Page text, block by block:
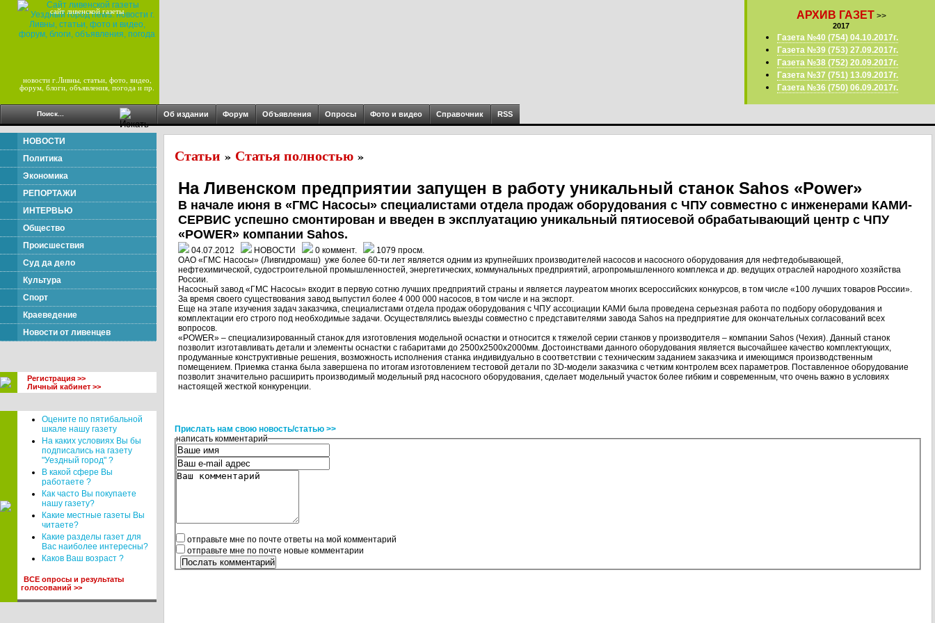
сайт ливенской газеты
новости г.Ливны, статьи, фото, видео,
форум, блоги, объявления, погода и пр.
АРХИВ ГАЗЕТ >>
2017
Газета №40 (754) 04.10.2017г.
Газета №39 (753) 27.09.2017г.
Газета №38 (752) 20.09.2017г.
Газета №37 (751) 13.09.2017г.
Газета №36 (750) 06.09.2017г.
Об издании Форум Объявления Опросы Фото и видео Справочник RSS
НОВОСТИ
Политика
Экономика
РЕПОРТАЖИ
ИНТЕРВЬЮ
Общество
Происшествия
Суд да дело
Культура
Спорт
Краеведение
Новости от ливенцев
Регистрация >>
Личный кабинет >>
Оцените по пятибальной
шкале нашу газету
На каких условиях Вы бы
подписались на газету
"Уездный город" ?
В какой сфере Вы
работаете ?
Как часто Вы покупаете
нашу газету?
Какие местные газеты Вы
читаете?
Какие разделы газет для
Вас наиболее интересны?
Каков Ваш возраст ?
ВСЕ опросы и результаты
голосований >>
Статьи » Статья полностью »
На Ливенском предприятии запущен в работу уникальный станок Sahos «Power»
В начале июня в «ГМС Насосы» специалистами отдела продаж оборудования с ЧПУ совместно с инженерами КАМИ-
СЕРВИС успешно смонтирован и введен в эксплуатацию уникальный пятиосевой обрабатывающий центр с ЧПУ
«POWER» компании Sahos.
04.07.2012 НОВОСТИ 0 коммент.
1079 просм.
ОАО «ГМС Насосы» (Ливгидромаш) уже более 60-ти лет является одним из крупнейших производителей насосов и насосного оборудования для нефтедобывающей,
нефтехимической, судостроительной промышленностей, энергетических, коммунальных предприятий, агропромышленного комплекса и др. ведущих отраслей народного хозяйства
России.
Насосный завод «ГМС Насосы» входит в первую сотню лучших предприятий страны и является лауреатом многих всероссийских конкурсов, в том числе «100 лучших товаров России».
За время своего существования завод выпустил более 4 000 000 насосов, в том числе и на экспорт.
Еще на этапе изучения задач заказчика, специалистами отдела продаж оборудования с ЧПУ ассоциации КАМИ была проведена серьезная работа по подбору оборудования и
комплектации его строго под необходимые задачи. Осуществлялись выезды совместно с представителями завода Sahos на предприятие для окончательных согласований всех
вопросов.
«POWER» – специализированный станок для изготовления модельной оснастки и относится к тяжелой серии станков у производителя – компании Sahos (Чехия). Данный станок
позволит изготавливать детали и элементы оснастки с габаритами до 2500х2500х2000мм. Достоинствами данного оборудования является высочайшее качество комплектующих,
продуманные конструктивные решения, возможность исполнения станка индивидуально в соответствии с техническим заданием заказчика и имеющимся производственным
помещением. Приемка станка была завершена по итогам изготовлением тестовой детали по 3D-модели заказчика с четким контролем всех параметров. Поставленное оборудование
позволит значительно расширить производимый модельный ряд насосного оборудования, сделает модельный участок более гибким и современным, что очень важно в условиях
настоящей жесткой конкуренции.
Прислать нам свою новость/статью >>
написать комментарий
отправьте мне по почте ответы на мой комментарий
отправьте мне по почте новые комментарии